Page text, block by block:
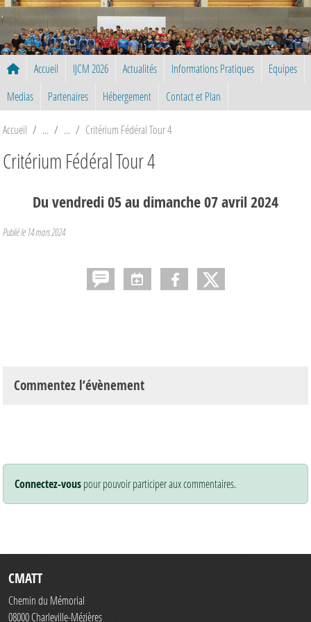
Accueil IJCM 2026 Actualités Informations Pratiques
Equipes
Medias
Partenaires Hébergement Contact et Plan
Accueil Critérium Fédéral Tour 4
Critérium Fédéral Tour 4
Duvendredi05audimanche07avril2024
Publié le 14 mars 2024
Commentez l’évènement
Connectez-vouspour pouvoir participer aux commentaires.
CMATT
Chemin du Mémorial
08000Charleville-Mézières
Panneau de gestion des cookies